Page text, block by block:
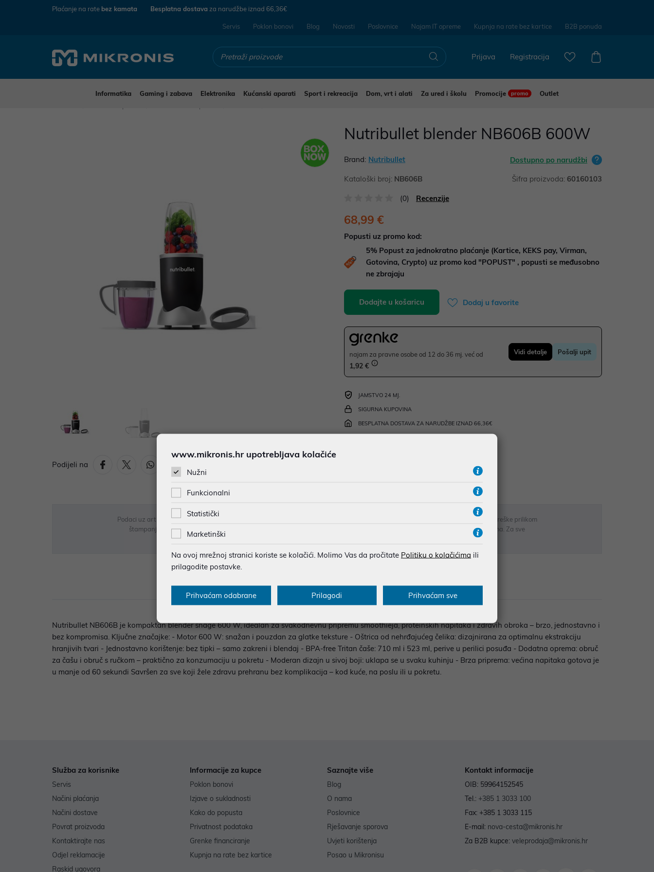
Plaćanje na rate bez kamata Besplatna dostava za narudžbe iznad 66,36€
Servis Poklon bonovi Blog Novosti Poslovnice Najam IT opreme Kupnja na rate bez kartice B2B ponuda
Registracija
Prijava
Informatika Gaming i zabava Elektronika Kućanski aparati Sport i rekreacija Dom, vrt i alati Za ured i školu Promocije promo
Outlet
Podijeli na
Nutribullet blender NB606B 600W
Brand: Nutribullet Dostupno po narudžbi
Kataloški broj: NB606B Šifra proizvoda: 60160103
(0) Recenzije
68,99 €
Popusti uz promo kod:
5% Popust za jednokratno plaćanje (Kartice, KEKS pay, Virman,
Gotovina, Crypto) uz promo kod "POPUST" , popusti se međusobno
ne zbrajaju
Dodajte u košaricu Dodaj u favorite
najam za pravne osobe od 12 do 36 mj. već od
1,92 €
Vidi detalje Pošalji upit
JAMSTVO 24 MJ.
SIGURNA KUPOVINA
BESPLATNA DOSTAVA ZA NARUDŽBE IZNAD 66,36€
Podaci uz artikle su prezentirani u dobroj namjeri. Mikronis d.o.o. ne odgovara za eventualne pogreške nastale u opisu proizvoda, greške prilikom
štampanja te promjene u dostupnosti i cijene. Slike artikala su ilustrativne prirode te ne moraju u potpunosti odgovarati artiklima. Za sve
eventualne nejasnoće možete nas kontaktirati na
Opis Specifikacija Raspoloživost Recenzije
Nutribullet NB606B je kompaktan blender snage 600 W, idealan za svakodnevnu pripremu smoothieja, proteinskih napitaka i zdravih obroka – brzo, jednostavno i
bez kompromisa. Ključne značajke: - Motor 600 W: snažan i pouzdan za glatke teksture - Oštrica od nehrđajućeg čelika: dizajnirana za optimalnu ekstrakciju
hranjivih tvari - Jednostavno korištenje: bez tipki – samo zakreni i blendaj - BPA-free Tritan čaše: 710 ml i 523 ml, perive u perilici posuđa - Dodatna oprema: obruč
za čašu i obruč s ručkom – praktično za konzumaciju u pokretu - Moderan dizajn u sivoj boji: uklapa se u svaku kuhinju - Brza priprema: većina napitaka gotova je
u manje od 60 sekundi Savršen za sve koji žele zdravu prehranu bez komplikacija – kod kuće, na poslu ili u pokretu.
Služba za korisnike
Servis
Načini plaćanja
Načini dostave
Povrat proizvoda
Kontaktirajte nas
Odjel reklamacije
Raskid ugovora
Informacije za kupce
Poklon bonovi
Izjave o sukladnosti
Kako do popusta
Privatnost podataka
Grenke financiranje
Kupnja na rate bez kartice
Saznajte više
Blog
O nama
Poslovnice
Rješavanje sporova
Uvjeti korištenja
Posao u Mikronisu
Kontakt informacije
OIB: 59964152545
Tel.: +385 1 3033 100
Fax: +385 1 3033 115
E-mail: nova-cesta@mikronis.hr
Za B2B kupce: veleprodaja@mikronis.hr
www.mikronis.hr upotrebljava kolačiće
Nužni
Funkcionalni
Statistički
Marketinški
Na ovoj mrežnoj stranici koriste se kolačići. Molimo Vas da pročitate Politiku o kolačićima ili
prilagodite postavke.
Prihvaćam odabrane Prilagodi Prihvaćam sve